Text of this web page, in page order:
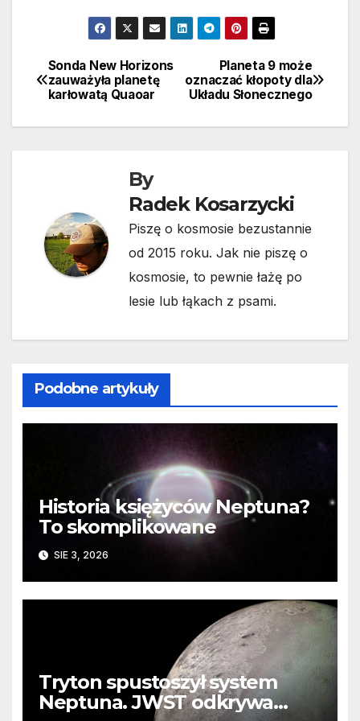
Nawigacja
wpisu
Planeta 9 może
oznaczać kłopoty dla
Układu Słonecznego
Sonda New Horizons
zauważyła planetę
karłowatą Quaoar
By
Radek Kosarzycki
Piszę o kosmosie bezustannie
od 2015 roku. Jak nie piszę o
kosmosie, to pewnie łażę po
lesie lub łąkach z psami.
Podobne artykuły
Historia księżyców Neptuna?
To skomplikowane
SIE 3, 2026
Tryton spustoszył system
Neptuna. JWST odkrywa